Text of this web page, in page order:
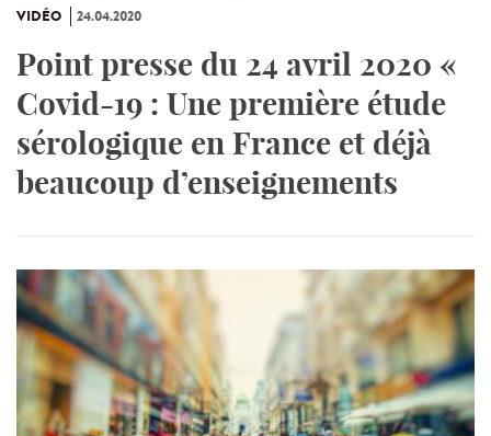
VIDÉO 24.04.2020
Point presse du 24 avril 2020 «
Covid-19 : Une première étude
sérologique en France et déjà
beaucoup d’enseignements